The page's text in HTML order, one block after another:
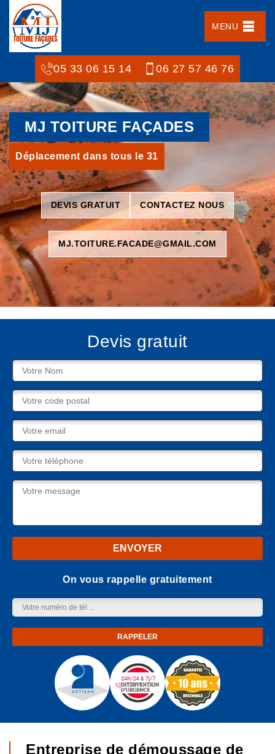
MENU
05 33 06 15 14 06 27 57 46 76
MJ TOITURE FAÇADES
Déplacement dans tous le 31
DEVIS GRATUIT CONTACTEZ NOUS
MJ.TOITURE.FACADE@GMAIL.COM
Devis gratuit
On vous rappelle gratuitement
Entreprise de démoussage de